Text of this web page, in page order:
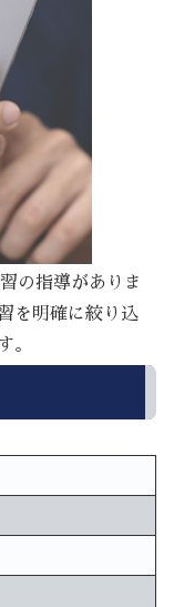
の指導がありま
を明確に絞り込
。